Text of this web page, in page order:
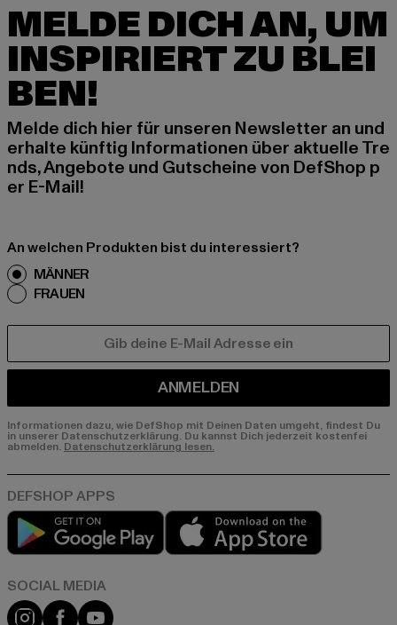
MELDE DICH AN, UM
INSPIRIERT ZU BLEI
BEN!
Melde dich hier für unseren Newsletter an und
erhalte künftig Informationen über aktuelle Tre
nds, Angebote und Gutscheine von DefShop p
er E-Mail!
An welchen Produkten bist du interessiert?
MÄNNER
FRAUEN
ANMELDEN
Informationen dazu, wie DefShop mit Deinen Daten umgeht, findest Du
in unserer Datenschutzerklärung. Du kannst Dich jederzeit kostenfei
abmelden.Datenschutzerklärung lesen.
Play market
Instagram
FacebookYouTube